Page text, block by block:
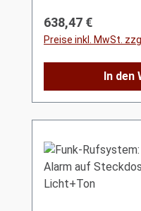
Regulärer Preis:
638,47 €
Preise inkl. MwSt.
In den